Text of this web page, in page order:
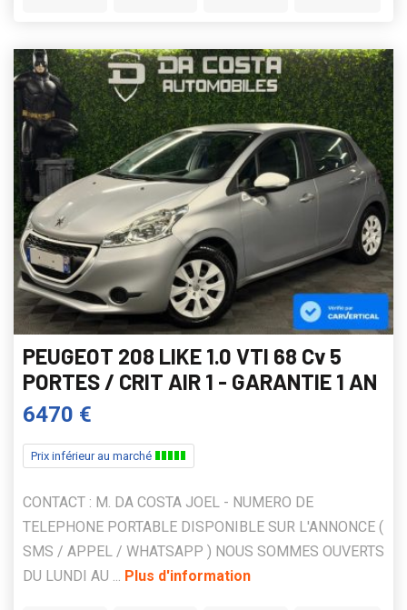
PEUGEOT 208 LIKE 1.0 VTI 68 Cv 5
PORTES / CRIT AIR 1 - GARANTIE 1 AN
6470 €
Prix inférieur au marché
CONTACT : M. DA COSTA JOEL - NUMERO DE
TELEPHONE PORTABLE DISPONIBLE SUR L'ANNONCE (
SMS / APPEL / WHATSAPP ) NOUS SOMMES OUVERTS
DU LUNDI AU ... Plus d'information